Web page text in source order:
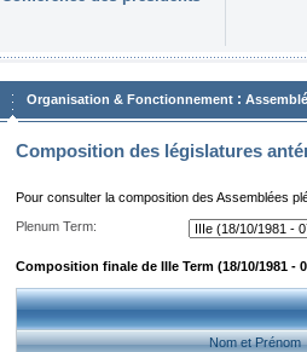
Organisation & Fonctionnement :
Composition des législatures
Pour consulter la composition des Assemblées
Plenum Term:
Composition finale de IIIe Term (18/10/1981 -
Nom et Prénom